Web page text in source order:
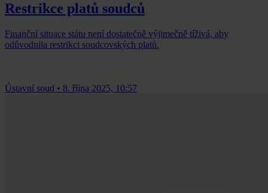
Restrikce platů soudců
Finanční situace státu není dostatečně výjimečně tíživá, aby
odůvodnila restrikci soudcovských platů.
Ústavní soud • 8. října 2025, 10:57